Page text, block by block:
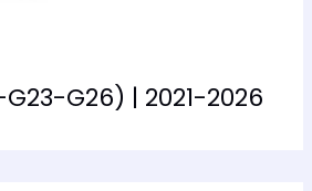
G26) | 2021-2026